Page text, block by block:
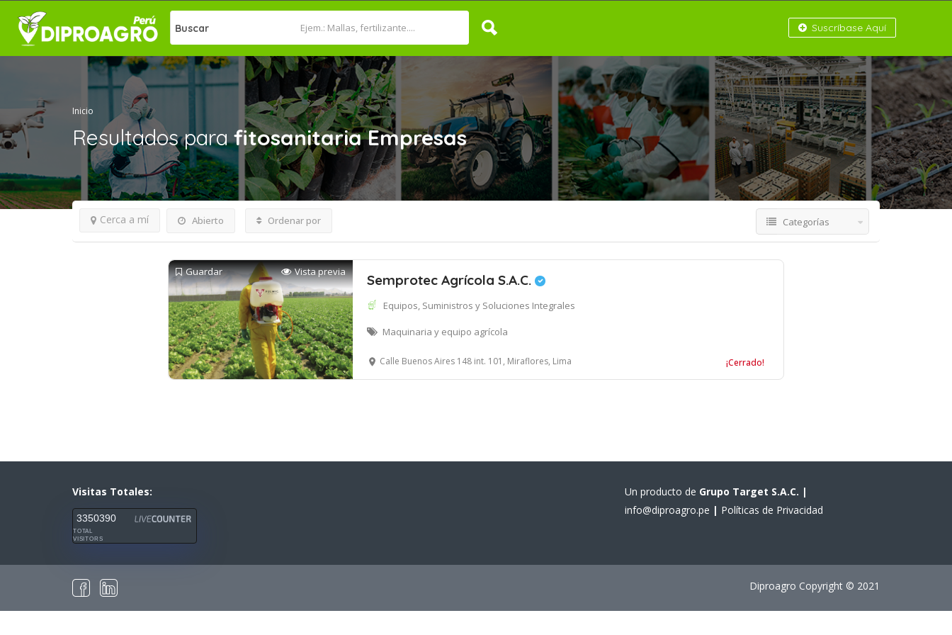
Buscar Suscríbase Aquí
Inicio
Resultados parafitosanitaria Empresas
Abierto
Cerca a mí Ordenar por Categorías
Guardar Vista previa Semprotec Agrícola S.A.C.
Equipos, Suministros y Soluciones Integrales
Maquinaria y equipo agrícola
Calle Buenos Aires 148 int. 101, Miraflores, Lima ¡Cerrado!
Visitas Totales:
3350390
TOTAL
VISITORS
Un producto de Grupo Target S.A.C. |
info@diproagro.pe | Políticas de Privacidad
Diproagro Copyright © 2021